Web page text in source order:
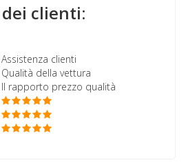
clienti:
Assistenza clienti
Qualità della vettura
Il rapporto prezzo qualità